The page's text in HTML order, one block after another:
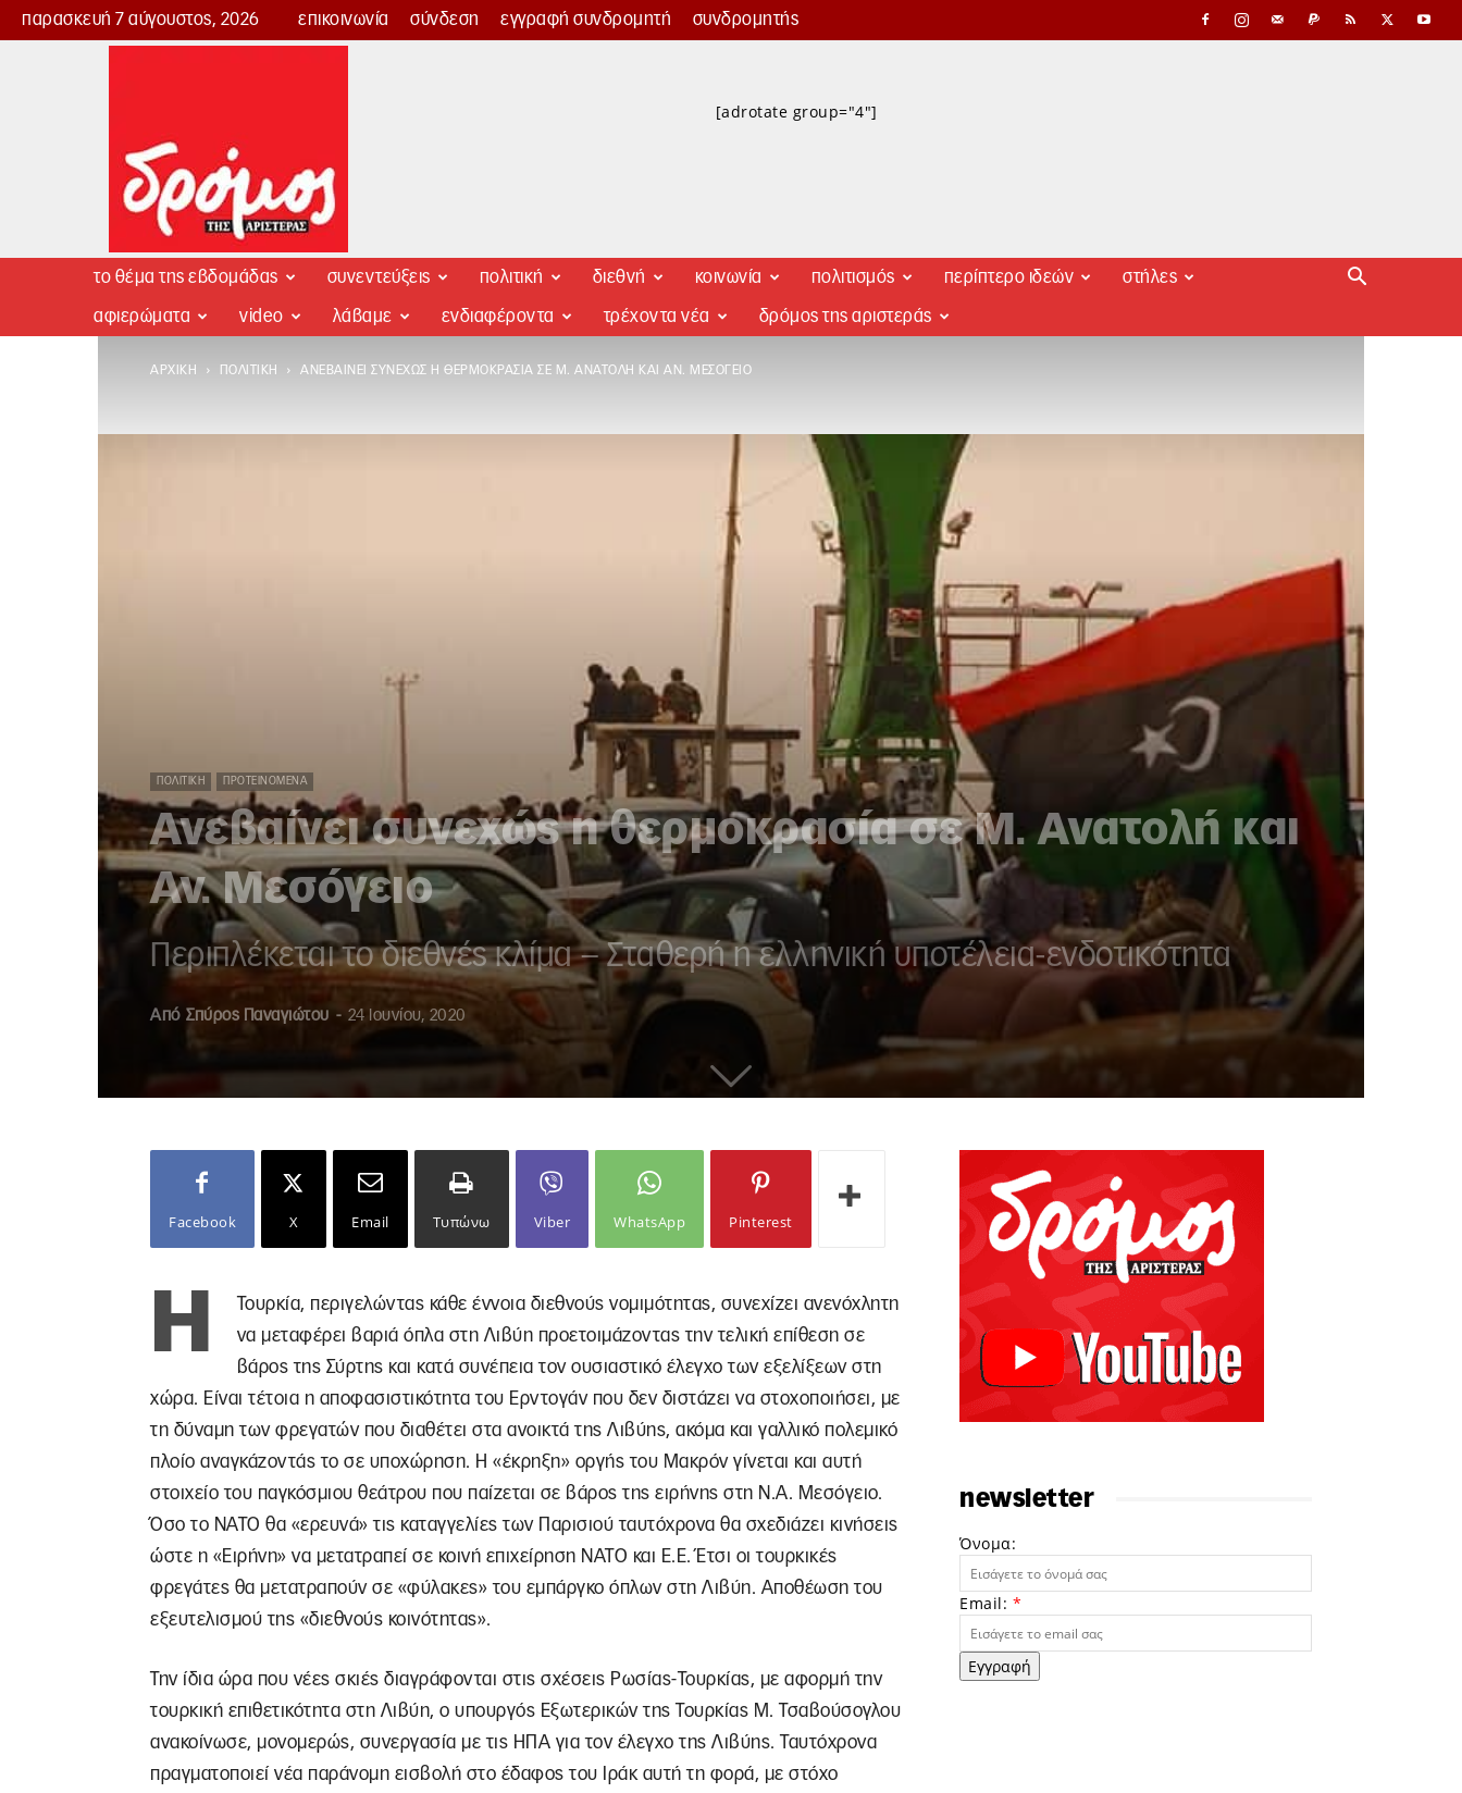
παρασκευή 7 αύγουστος, 2026 επικοινωνία σύνδεση εγγραφή συνδρομητή συνδρομητής
Δρόμος
[adrotate group="4"]
το θέμα της εβδομάδας συνεντεύξεις πολιτική διεθνή κοινωνία πολιτισμός περίπτερο ιδεών στήλες
αφιερώματα video λάβαμε ενδιαφέροντα τρέχοντα νέα δρόμος της αριστεράς
ΑΡΧΙΚΉ ΠΟΛΙΤΙΚΉ ΑΝΕΒΑΊΝΕΙ ΣΥΝΕΧΏΣ Η ΘΕΡΜΟΚΡΑΣΊΑ ΣΕ Μ. ΑΝΑΤΟΛΉ ΚΑΙ ΑΝ. ΜΕΣΌΓΕΙΟ
ΠΟΛΙΤΙΚΉ ΠΡΟΤΕΙΝΌΜΕΝΑ
Ανεβαίνει συνεχώς η θερμοκρασία σε Μ. Ανατολή και
Αν. Μεσόγειο
Περιπλέκεται το διεθνές κλίμα – Σταθερή η ελληνική υποτέλεια-ενδοτικότητα
Από Σπύρος Παναγιώτου - 24 Ιουνίου, 2020
Facebook X Email Τυπώνω Viber WhatsApp Pinterest
Η
Τουρκία, περιγελώντας κάθε έννοια διεθνούς νομιμότητας, συνεχίζει ανενόχλητη
να μεταφέρει βαριά όπλα στη Λιβύη προετοιμάζοντας την τελική επίθεση σε
βάρος της Σύρτης και κατά συνέπεια τον ουσιαστικό έλεγχο των εξελίξεων στη
χώρα. Είναι τέτοια η αποφασιστικότητα του Ερντογάν που δεν διστάζει να στοχοποιήσει, με
τη δύναμη των φρεγατών που διαθέτει στα ανοικτά της Λιβύης, ακόμα και γαλλικό πολεμικό
πλοίο αναγκάζοντάς το σε υποχώρηση. Η «έκρηξη» οργής του Μακρόν γίνεται και αυτή
στοιχείο του παγκόσμιου θεάτρου που παίζεται σε βάρος της ειρήνης στη Ν.Α. Μεσόγειο.
Όσο το ΝΑΤΟ θα «ερευνά» τις καταγγελίες των Παρισιού ταυτόχρονα θα σχεδιάζει κινήσεις
ώστε η «Ειρήνη» να μετατραπεί σε κοινή επιχείρηση ΝΑΤΟ και Ε.Ε. Έτσι οι τουρκικές
φρεγάτες θα μετατραπούν σε «φύλακες» του εμπάργκο όπλων στη Λιβύη. Αποθέωση του
εξευτελισμού της «διεθνούς κοινότητας».
Την ίδια ώρα που νέες σκιές διαγράφονται στις σχέσεις Ρωσίας-Τουρκίας, με αφορμή την
τουρκική επιθετικότητα στη Λιβύη, ο υπουργός Εξωτερικών της Τουρκίας Μ. Τσαβούσογλου
ανακοίνωσε, μονομερώς, συνεργασία με τις ΗΠΑ για τον έλεγχο της Λιβύης. Ταυτόχρονα
πραγματοποιεί νέα παράνομη εισβολή στο έδαφος του Ιράκ αυτή τη φορά, με στόχο
newsletter
Όνομα:
Email: *
Εγγραφή